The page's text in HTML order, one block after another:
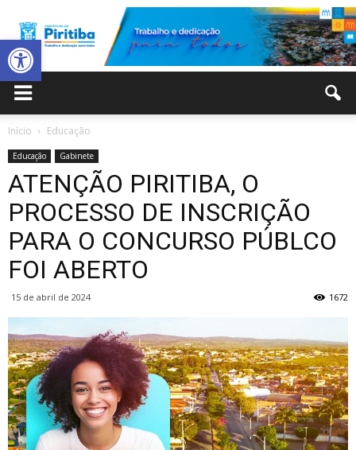
Abrir a barra de ferramentas
Municipal
de
Início Educação
Educação Gabinete
ATENÇÃO PIRITIBA, O
PROCESSO DE INSCRIÇÃO
PARA O CONCURSO PÚBLCO
FOI ABERTO
15 de abril de 2024 1672